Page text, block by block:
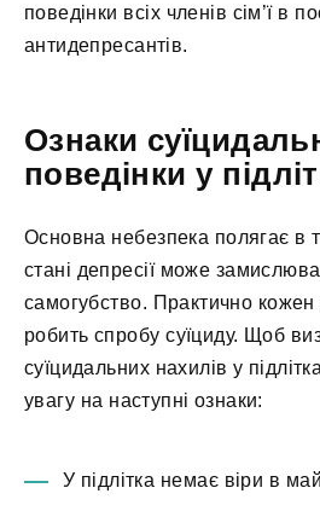
поведінки всіх членів сім’ї в
антидепресантів.
Ознаки
поведінки у
Основна небезпека полягає в
стані депресії може
самогубство. Практично кожен
робить спробу суїциду. Щоб
суїцидальних нахилів у
увагу на наступні ознаки:
У підлітка немає віри в